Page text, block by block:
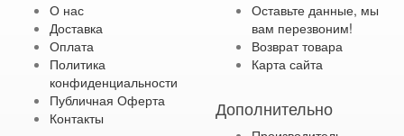
О нас
Доставка
Оплата
Политика
конфиденциальности
Публичная Оферта
Контакты
Оставьте данные, мы
вам перезвоним!
Возврат товара
Карта сайта
Дополнительно